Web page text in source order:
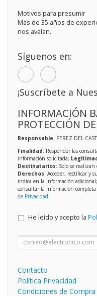
Motivos para presumir
Más de 35 años de
nos avalan.
Síguenos en:
¡Suscríbete a
INFORMACIÓN
PROTECCIÓN
Responsable: PEREZ DEL
Finalidad: Responder las
información solicitada;
Destinatarios: Solo se realizan
Derechos: Acceder, rectificar y
indica en la información adicional;
consultar la información
de Privacidad
He leído y acepto la
Contacto
Política Privacidad
Condiciones de Compra